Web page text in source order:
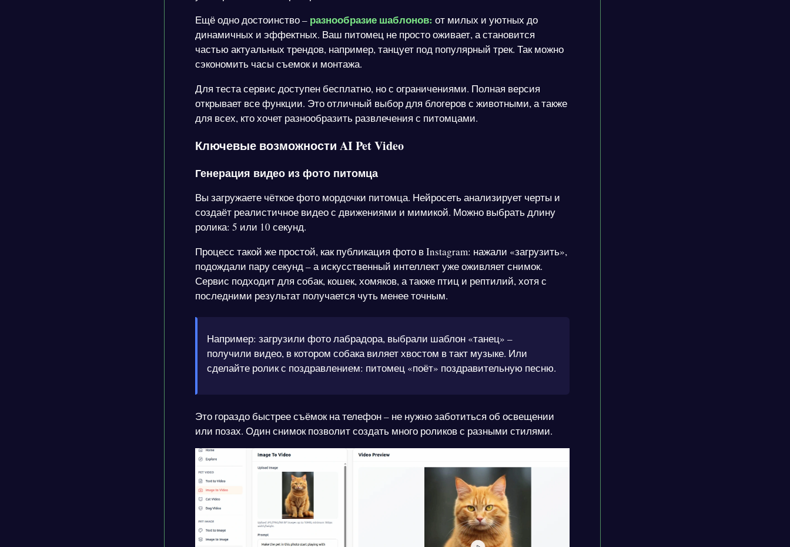
Ещё одно достоинство – разнообразие шаблонов: от милых и уютных до
динамичных и эффектных. Ваш питомец не просто оживает, а становится
частью актуальных трендов, например, танцует под популярный трек. Так можно
сэкономить часы съемок и монтажа.
Для теста сервис доступен бесплатно, но с ограничениями. Полная версия
открывает все функции. Это отличный выбор для блогеров с животными, а также
для всех, кто хочет разнообразить развлечения с питомцами.
Ключевые возможности AI Pet Video
Генерация видео из фото питомца
Вы загружаете чёткое фото мордочки питомца. Нейросеть анализирует черты и
создаёт реалистичное видео с движениями и мимикой. Можно выбрать длину
ролика: 5 или 10 секунд.
Процесс такой же простой, как публикация фото в Instagram: нажали «загрузить»,
подождали пару секунд – а искусственный интеллект уже оживляет снимок.
Сервис подходит для собак, кошек, хомяков, а также птиц и рептилий, хотя с
последними результат получается чуть менее точным.
Например: загрузили фото лабрадора, выбрали шаблон «танец» –
получили видео, в котором собака виляет хвостом в такт музыке. Или
сделайте ролик с поздравлением: питомец «поёт» поздравительную песню.
Это гораздо быстрее съёмок на телефон – не нужно заботиться об освещении
или позах. Один снимок позволит создать много роликов с разными стилями.